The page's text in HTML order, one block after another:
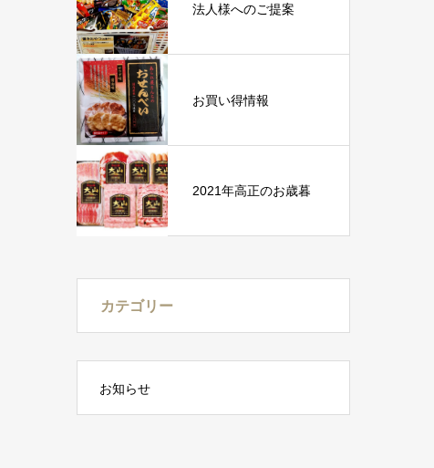
法人様へのご提案
お買い得情報
2021年高正のお歳暮
カテゴリー
お知らせ